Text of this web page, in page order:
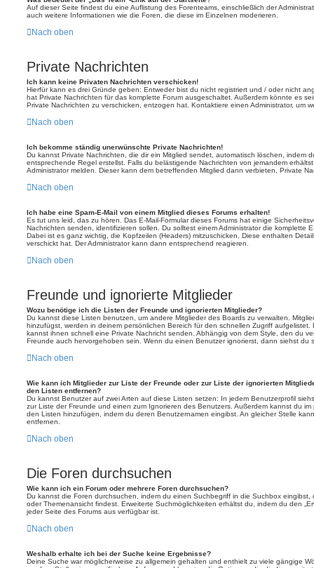
Auf dieser Seite findest du eine Auflistung des Forenteams, einschließlich der
auch weitere Informationen wie die Foren, die diese im Einzelnen moderieren.
Nach oben
Private Nachrichten
Ich kann keine Privaten Nachrichten verschicken!
Hierfür kann es drei Gründe geben: Entweder bist du nicht registriert und / oder nicht
hat Private Nachrichten für das komplette Forum ausgeschaltet. Außerdem könnte es
Private Nachrichten zu verschicken, entzogen hat. Kontaktiere einen Administrator, um
Nach oben
Ich bekomme ständig unerwünschte Private Nachrichten!
Du kannst Private Nachrichten, die dir ein Mitglied sendet, automatisch löschen, indem
entsprechende Regel erstellst. Falls du belästigende Nachrichten von jemandem
Administrator melden. Dieser kann dem betreffenden Mitglied dann verbieten, Private
Nach oben
Ich habe eine Spam-E-Mail von einem Mitglied dieses Forums erhalten!
Es tut uns leid, das zu hören. Das E-Mail-Formular dieses Forums hat einige
Nachrichten senden, identifizieren sollen. Du solltest einem Administrator die komplette
Dabei ist es ganz wichtig, die Kopfzeilen (Headers) mitzuschicken. Diese enthalten
verschickt hat. Der Administrator kann dann entsprechend reagieren.
Nach oben
Freunde und ignorierte Mitglieder
Wozu benötige ich die Listen der Freunde und ignorierten Mitglieder?
Du kannst diese Listen benutzen, um andere Mitglieder des Boards zu verwalten.
hinzufügst, werden in deinem persönlichen Bereich für den schnellen Zugriff
kannst ihnen schnell eine Private Nachricht senden. Abhängig von dem Style, den du
Freunde auch hervorgehoben sein. Wenn du einen Benutzer ignorierst, dann siehst du
Nach oben
Wie kann ich Mitglieder zur Liste der Freunde oder zur Liste der ignorierten
den Listen entfernen?
Du kannst Benutzer auf zwei Arten auf diese Listen setzen: In jedem Benutzerprofil
zur Liste der Freunde und einen zum Ignorieren des Benutzers. Außerdem kannst du
den Listen hinzufügen, indem du deren Benutzernamen eingibst. An gleicher Stelle
entfernen.
Nach oben
Die Foren durchsuchen
Wie kann ich ein Forum oder mehrere Foren durchsuchen?
Du kannst die Foren durchsuchen, indem du einen Suchbegriff in die Suchbox eingibst,
oder Themenansicht findest. Erweiterte Suchmöglichkeiten erhältst du, indem du den
jeder Seite des Forums aus verfügbar ist.
Nach oben
Weshalb erhalte ich bei der Suche keine Ergebnisse?
Deine Suche war möglicherweise zu allgemein gehalten und enthielt zu viele gängige